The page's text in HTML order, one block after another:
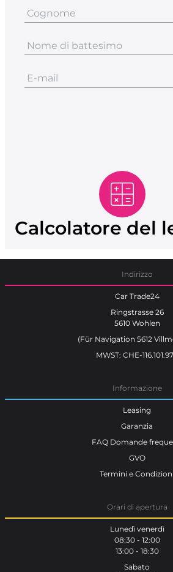
Calcolatore del
Indirizzo
Car Trade24
Ringstrasse 26
5610 Wohlen
(Für Navigation 5612
MWST: CHE-
Informazione
Leasing
Garanzia
FAQ Domande
GVO
Termini e
Orari di apertura
Lunedì venerdì
08:30 - 12:00
13:00 - 18:30
Sabato